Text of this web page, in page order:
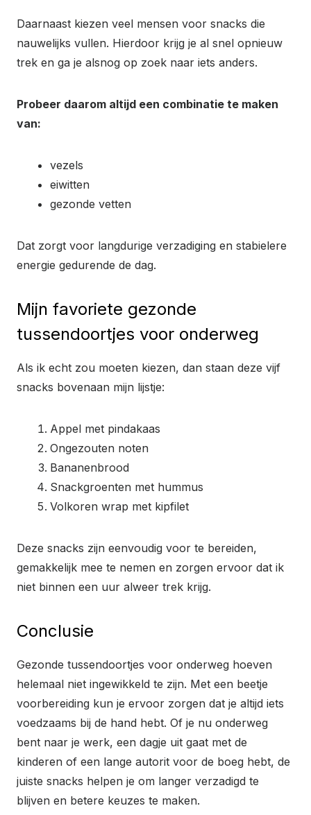
Daarnaast kiezen veel mensen voor snacks die
nauwelijks vullen. Hierdoor krijg je al snel opnieuw
trek en ga je alsnog op zoek naar iets anders.
Probeer daarom altijd een combinatie te maken
van:
vezels
eiwitten
gezonde vetten
Dat zorgt voor langdurige verzadiging en stabielere
energie gedurende de dag.
Mijn favoriete gezonde
tussendoortjes voor onderweg
Als ik echt zou moeten kiezen, dan staan deze vijf
snacks bovenaan mijn lijstje:
Appel met pindakaas
Ongezouten noten
Bananenbrood
Snackgroenten met hummus
Volkoren wrap met kipfilet
Deze snacks zijn eenvoudig voor te bereiden,
gemakkelijk mee te nemen en zorgen ervoor dat ik
niet binnen een uur alweer trek krijg.
Conclusie
Gezonde tussendoortjes voor onderweg hoeven
helemaal niet ingewikkeld te zijn. Met een beetje
voorbereiding kun je ervoor zorgen dat je altijd iets
voedzaams bij de hand hebt. Of je nu onderweg
bent naar je werk, een dagje uit gaat met de
kinderen of een lange autorit voor de boeg hebt, de
juiste snacks helpen je om langer verzadigd te
blijven en betere keuzes te maken.